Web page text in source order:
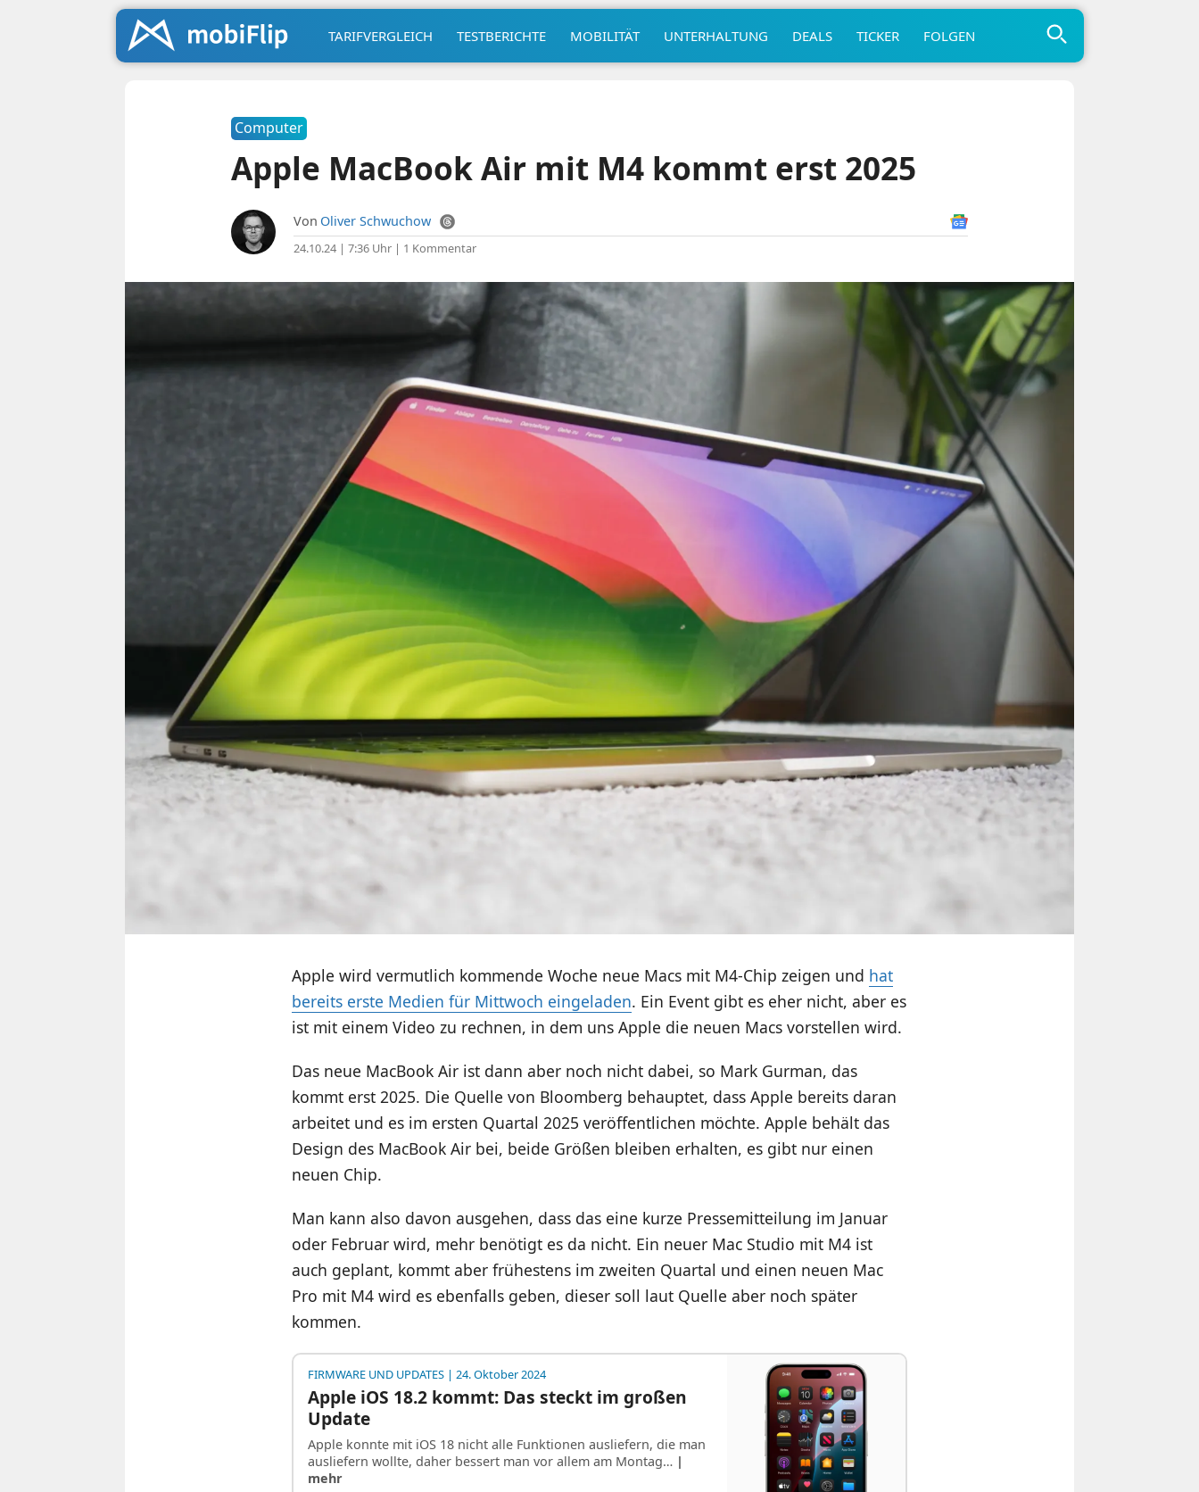
TARIFVERGLEICH TESTBERICHTE MOBILITÄT UNTERHALTUNG DEALS TICKER FOLGEN
Computer
Apple MacBook Air mit M4 kommt erst 2025
Von Oliver Schwuchow
24.10.24 | 7:36 Uhr| 1 Kommentar
Apple wird vermutlich kommende Woche neue Macs mit M4-Chip zeigen und hat
bereits erste Medien für Mittwoch eingeladen. Ein Event gibt es eher nicht, aber es
ist mit einem Video zu rechnen, in dem uns Apple die neuen Macs vorstellen wird.
Das neue MacBook Air ist dann aber noch nicht dabei, so Mark Gurman, das
kommt erst 2025. Die Quelle von Bloomberg behauptet, dass Apple bereits daran
arbeitet und es im ersten Quartal 2025 veröffentlichen möchte. Apple behält das
Design des MacBook Air bei, beide Größen bleiben erhalten, es gibt nur einen
neuen Chip.
Man kann also davon ausgehen, dass das eine kurze Pressemitteilung im Januar
oder Februar wird, mehr benötigt es da nicht. Ein neuer Mac Studio mit M4 ist
auch geplant, kommt aber frühestens im zweiten Quartal und einen neuen Mac
Pro mit M4 wird es ebenfalls geben, dieser soll laut Quelle aber noch später
kommen.
FIRMWARE UND UPDATES| 24. Oktober 2024
Apple iOS 18.2 kommt: Das steckt im großen
Update
Apple konnte mit iOS 18 nicht alle Funktionen ausliefern, die man
ausliefern wollte, daher bessert man vor allem am Montag… |
mehr